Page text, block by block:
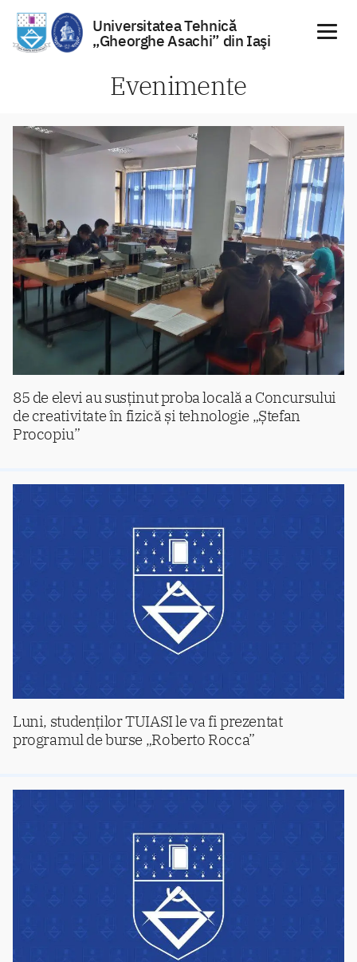
Universitatea Tehnică
„Gheorghe Asachi” din Iaşi
Evenimente
85 de elevi au susținut proba locală a Concursului
de creativitate în fizică și tehnologie „Ștefan
Procopiu”
Luni, studenților TUIASI le va fi prezentat
programul de burse „Roberto Rocca”